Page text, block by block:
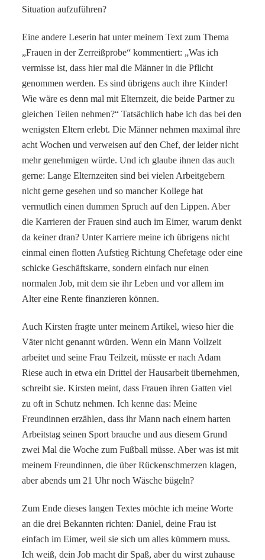
Situation aufzuführen?
Eine andere Leserin hat unter meinem Text zum Thema
„Frauen in der Zerreißprobe“ kommentiert: „Was ich
vermisse ist, dass hier mal die Männer in die Pflicht
genommen werden. Es sind übrigens auch ihre Kinder!
Wie wäre es denn mal mit Elternzeit, die beide Partner zu
gleichen Teilen nehmen?“ Tatsächlich habe ich das bei den
wenigsten Eltern erlebt. Die Männer nehmen maximal ihre
acht Wochen und verweisen auf den Chef, der leider nicht
mehr genehmigen würde. Und ich glaube ihnen das auch
gerne: Lange Elternzeiten sind bei vielen Arbeitgebern
nicht gerne gesehen und so mancher Kollege hat
vermutlich einen dummen Spruch auf den Lippen. Aber
die Karrieren der Frauen sind auch im Eimer, warum denkt
da keiner dran? Unter Karriere meine ich übrigens nicht
einmal einen flotten Aufstieg Richtung Chefetage oder eine
schicke Geschäftskarre, sondern einfach nur einen
normalen Job, mit dem sie ihr Leben und vor allem im
Alter eine Rente finanzieren können.
Auch Kirsten fragte unter meinem Artikel, wieso hier die
Väter nicht genannt würden. Wenn ein Mann Vollzeit
arbeitet und seine Frau Teilzeit, müsste er nach Adam
Riese auch in etwa ein Drittel der Hausarbeit übernehmen,
schreibt sie. Kirsten meint, dass Frauen ihren Gatten viel
zu oft in Schutz nehmen. Ich kenne das: Meine
Freundinnen erzählen, dass ihr Mann nach einem harten
Arbeitstag seinen Sport brauche und aus diesem Grund
zwei Mal die Woche zum Fußball müsse. Aber was ist mit
meinem Freundinnen, die über Rückenschmerzen klagen,
aber abends um 21 Uhr noch Wäsche bügeln?
Zum Ende dieses langen Textes möchte ich meine Worte
an die drei Bekannten richten: Daniel, deine Frau ist
einfach im Eimer, weil sie sich um alles kümmern muss.
Ich weiß, dein Job macht dir Spaß, aber du wirst zuhause